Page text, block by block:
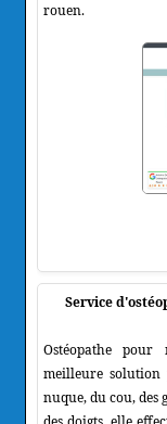
rouen.
Service
Ostéopathe
meilleure
nuque, du cou, des